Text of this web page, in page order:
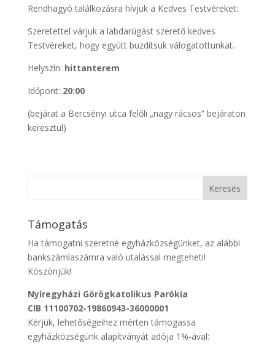
Rendhagyó találkozásra hívjuk a Kedves Testvéreket:
Szeretettel várjuk a labdarúgást szerető kedves
Testvéreket, hogy együtt buzdítsuk válogatottunkat.
Helyszín: hittanterem
Időpont: 20:00
(bejárat a Bercsényi utca felőli „nagy rácsos” bejáraton
keresztül)
Támogatás
Ha támogatni szeretné egyházközségünket, az alábbi
bankszámlaszámra való utalással megteheti!
Köszönjük!
Nyíregyházi Görögkatolikus Parókia
CIB 11100702-19860943-36000001
Kérjük, lehetőségeihez mérten támogassa
egyházközségünk alapítványát adója 1%-ával: